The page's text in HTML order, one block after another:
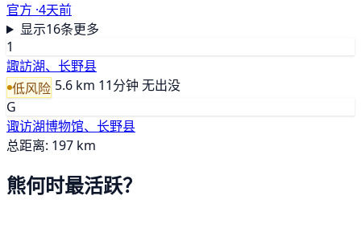
官方 ·4天前
显示16条更多
1
諏訪湖、长野县
低风险 5.6 km 11分钟 无出没
G
诹访湖博物馆、长野县
总距离: 197 km
熊何时最活跃？